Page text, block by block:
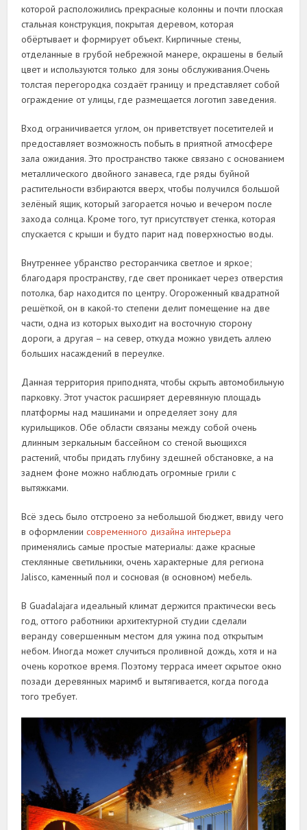
которой расположились прекрасные колонны и почти плоская
стальная конструкция, покрытая деревом, которая
обёртывает и формирует объект. Кирпичные стены,
отделанные в грубой небрежной манере, окрашены в белый
цвет и используются только для зоны обслуживания.Очень
толстая перегородка создаёт границу и представляет собой
ограждение от улицы, где размещается логотип заведения.
Вход ограничивается углом, он приветствует посетителей и
предоставляет возможность побыть в приятной атмосфере
зала ожидания. Это пространство также связано с основанием
металлического двойного занавеса, где ряды буйной
растительности взбираются вверх, чтобы получился большой
зелёный ящик, который загорается ночью и вечером после
захода солнца. Кроме того, тут присутствует стенка, которая
спускается с крыши и будто парит над поверхностью воды.
Внутреннее убранство ресторанчика светлое и яркое;
благодаря пространству, где свет проникает через отверстия
потолка, бар находится по центру. Огороженный квадратной
решёткой, он в какой-то степени делит помещение на две
части, одна из которых выходит на восточную сторону
дороги, а другая – на север, откуда можно увидеть аллею
больших насаждений в переулке.
Данная территория приподнята, чтобы скрыть автомобильную
парковку. Этот участок расширяет деревянную площадь
платформы над машинами и определяет зону для
курильщиков. Обе области связаны между собой очень
длинным зеркальным бассейном со стеной вьющихся
растений, чтобы придать глубину здешней обстановке, а на
заднем фоне можно наблюдать огромные грили с
вытяжками.
Всё здесь было отстроено за небольшой бюджет, ввиду чего
в оформлениисовременного дизайна интерьера
применялись самые простые материалы: даже красные
стеклянные светильники, очень характерные для региона
Jalisco, каменный пол и сосновая (в основном) мебель.
В Guadalajara идеальный климат держится практически весь
год, оттого работники архитектурной студии сделали
веранду совершенным местом для ужина под открытым
небом. Иногда может случиться проливной дождь, хотя и на
очень короткое время. Поэтому терраса имеет скрытое окно
позади деревянных маримб и вытягивается, когда погода
того требует.